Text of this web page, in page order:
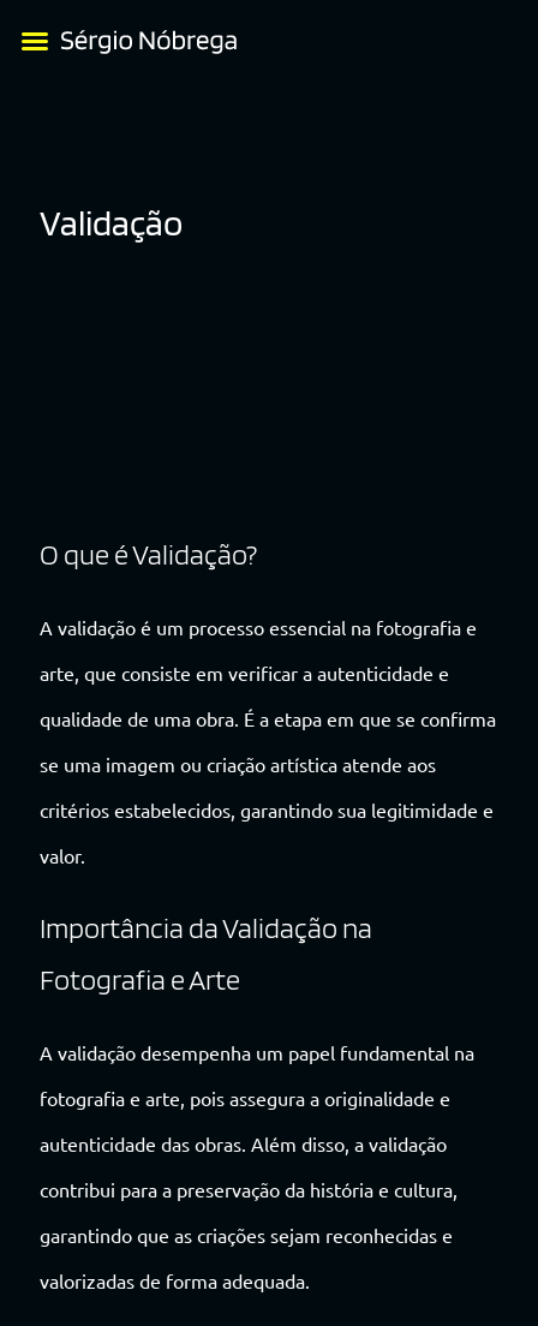
Validação
O que é Validação?
A validação é um processo essencial na fotografia e
arte, que consiste em verificar a autenticidade e
qualidade de uma obra. É a etapa em que se confirma
se uma imagem ou criação artística atende aos
critérios estabelecidos, garantindo sua legitimidade e
valor.
Importância da Validação na
Fotografia e Arte
A validação desempenha um papel fundamental na
fotografia e arte, pois assegura a originalidade e
autenticidade das obras. Além disso, a validação
contribui para a preservação da história e cultura,
garantindo que as criações sejam reconhecidas e
valorizadas de forma adequada.